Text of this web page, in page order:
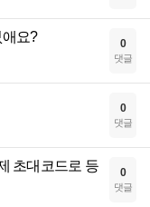
요? 0
댓글
0
댓글
초대코드로 등
0
댓글